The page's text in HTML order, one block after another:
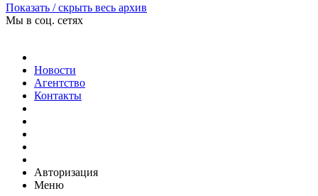
Показать / скрыть весь архив
Мы в соц. сетях
Новости
Агентство
Контакты
Авторизация
Меню